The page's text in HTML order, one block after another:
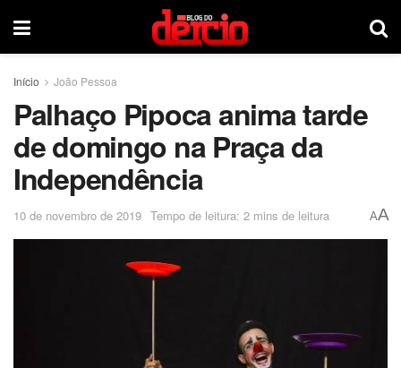
Início João Pessoa
Palhaço Pipoca anima tarde
de domingo na Praça da
Independência
10 de novembro de 2019 Tempo de leitura: 2 mins de leitura AA